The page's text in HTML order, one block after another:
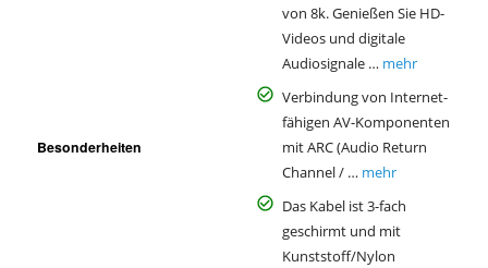
Besonderheiten
von 8k. Genießen Sie HD-
Videos und digitale
Audiosignale … mehr
Verbindung von Internet-
fähigen AV-Komponenten
mit ARC (Audio Return
Channel / … mehr
Das Kabel ist 3-fach
geschirmt und mit
Kunststoff/Nylon